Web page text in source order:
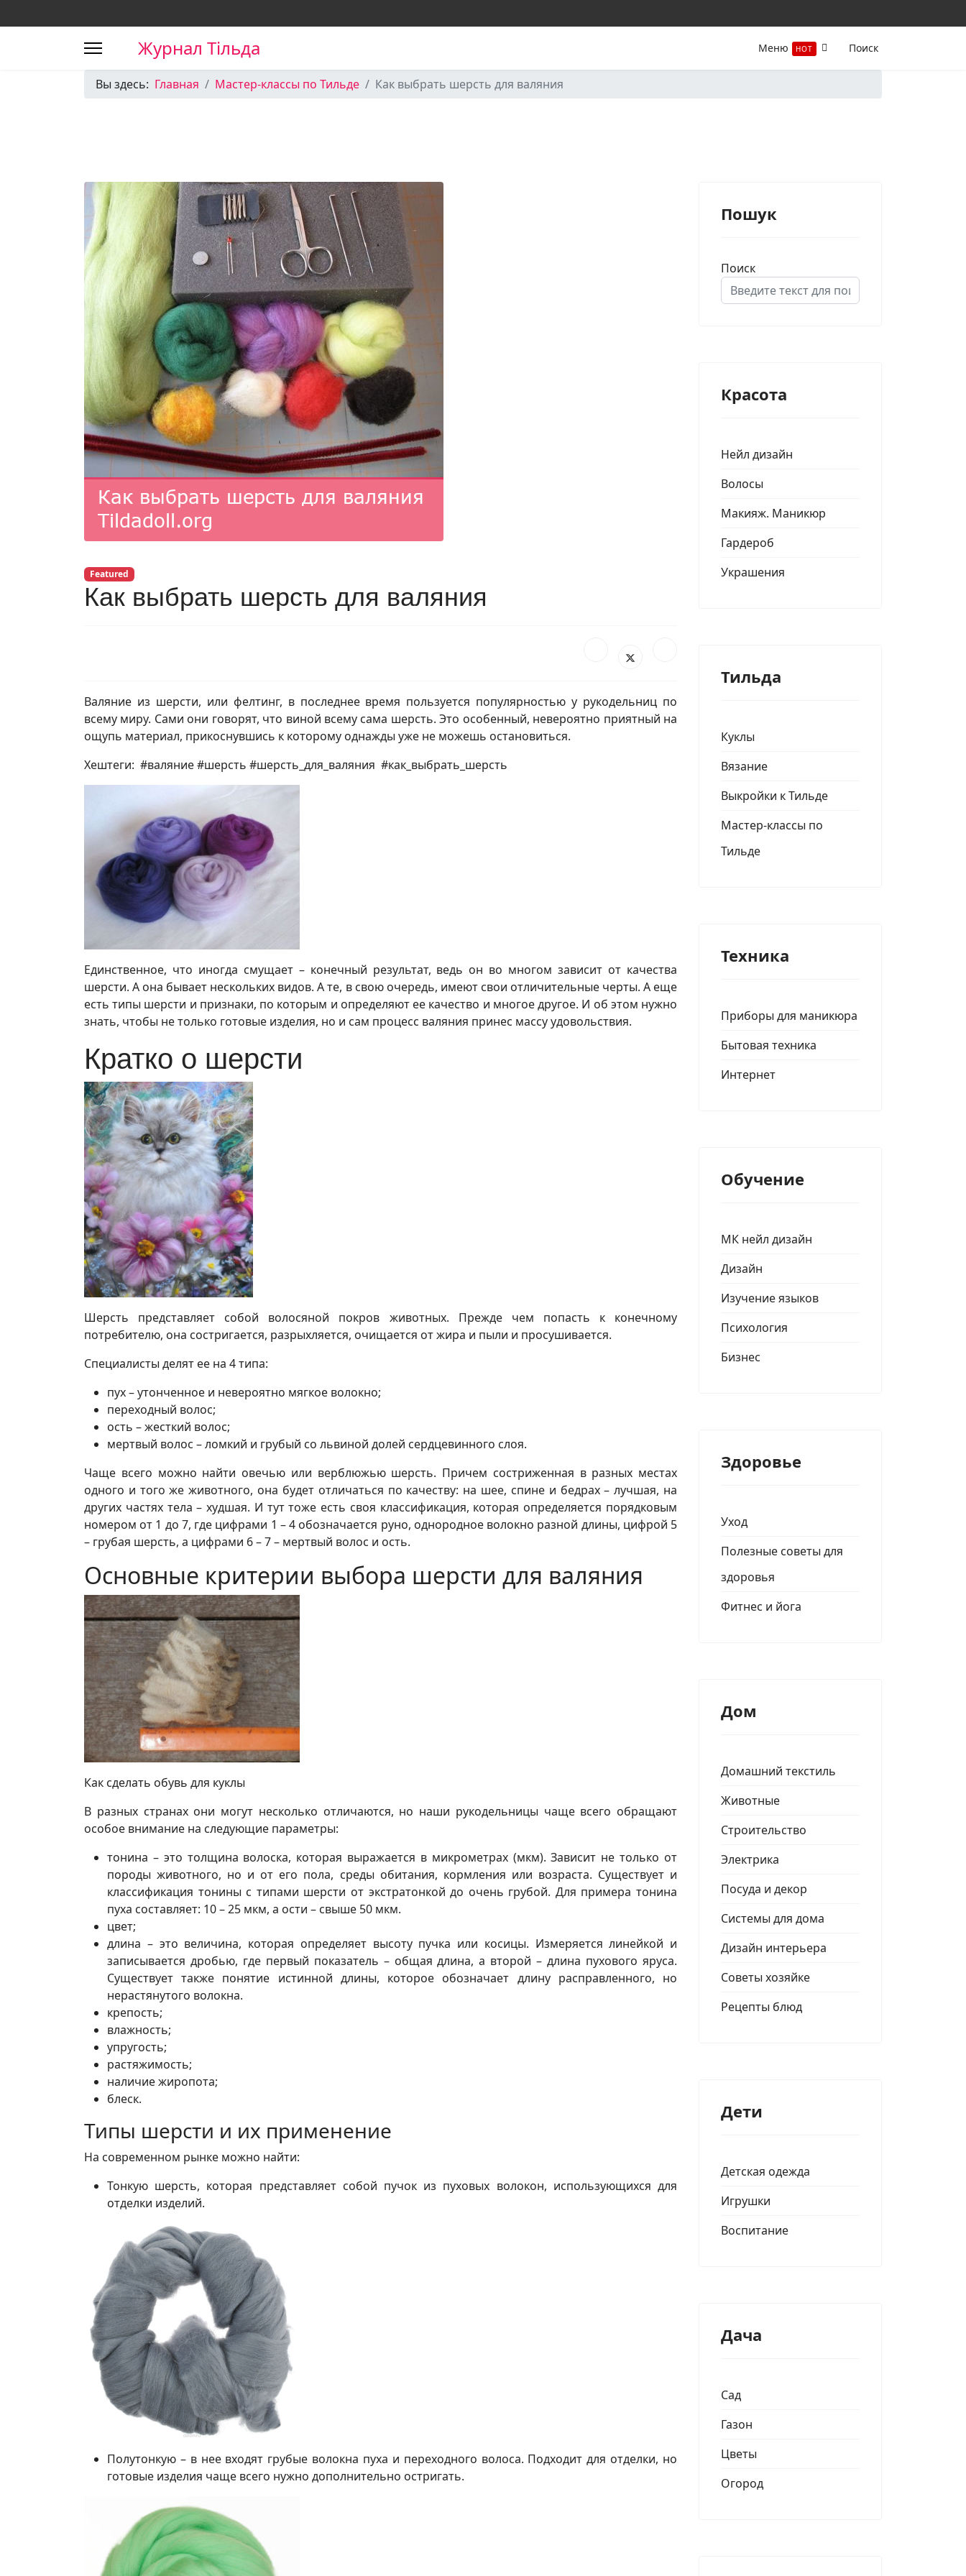
Журнал Тільда Меню HOT Поиск
Вы здесь: Главная Мастер-классы по Тильде Как выбрать шерсть для валяния
Featured
Как выбрать шерсть для валяния
Валяние из шерсти, или фелтинг, в последнее время пользуется популярностью у рукодельниц по
всему миру. Сами они говорят, что виной всему сама шерсть. Это особенный, невероятно приятный на
ощупь материал, прикоснувшись к которому однажды уже не можешь остановиться.
Хештеги: #валяние #шерсть #шерсть_для_валяния #как_выбрать_шерсть
Единственное, что иногда смущает – конечный результат, ведь он во многом зависит от качества
шерсти. А она бывает нескольких видов. А те, в свою очередь, имеют свои отличительные черты. А еще
есть типы шерсти и признаки, по которым и определяют ее качество и многое другое. И об этом нужно
знать, чтобы не только готовые изделия, но и сам процесс валяния принес массу удовольствия.
Кратко о шерсти
Шерсть представляет собой волосяной покров животных. Прежде чем попасть к конечному
потребителю, она состригается, разрыхляется, очищается от жира и пыли и просушивается.
Специалисты делят ее на 4 типа:
пух – утонченное и невероятно мягкое волокно;
переходный волос;
ость – жесткий волос;
мертвый волос – ломкий и грубый со львиной долей сердцевинного слоя.
Чаще всего можно найти овечью или верблюжью шерсть. Причем состриженная в разных местах
одного и того же животного, она будет отличаться по качеству: на шее, спине и бедрах – лучшая, на
других частях тела – худшая. И тут тоже есть своя классификация, которая определяется порядковым
номером от 1 до 7, где цифрами 1 – 4 обозначается руно, однородное волокно разной длины, цифрой 5
– грубая шерсть, а цифрами 6 – 7 – мертвый волос и ость.
Основные критерии выбора шерсти для валяния
Как сделать обувь для куклы
В разных странах они могут несколько отличаются, но наши рукодельницы чаще всего обращают
особое внимание на следующие параметры:
тонина – это толщина волоска, которая выражается в микрометрах (мкм). Зависит не только от
породы животного, но и от его пола, среды обитания, кормления или возраста. Существует и
классификация тонины с типами шерсти от экстратонкой до очень грубой. Для примера тонина
пуха составляет: 10 – 25 мкм, а ости – свыше 50 мкм.
цвет;
длина – это величина, которая определяет высоту пучка или косицы. Измеряется линейкой и
записывается дробью, где первый показатель – общая длина, а второй – длина пухового яруса.
Существует также понятие истинной длины, которое обозначает длину расправленного, но
нерастянутого волокна.
крепость;
влажность;
упругость;
растяжимость;
наличие жиропота;
блеск.
Типы шерсти и их применение
На современном рынке можно найти:
Тонкую шерсть, которая представляет собой пучок из пуховых волокон, использующихся для
отделки изделий.
Полутонкую – в нее входят грубые волокна пуха и переходного волоса. Подходит для отделки, но
готовые изделия чаще всего нужно дополнительно остригать.
Пошук
Поиск
Красота
Нейл дизайн
Волосы
Макияж. Маникюр
Гардероб
Украшения
Тильда
Куклы
Вязание
Выкройки к Тильде
Мастер-классы по
Тильде
Техника
Приборы для маникюра
Бытовая техника
Интернет
Обучение
МК нейл дизайн
Дизайн
Изучение языков
Психология
Бизнес
Здоровье
Уход
Полезные советы для
здоровья
Фитнес и йога
Дом
Домашний текстиль
Животные
Строительство
Электрика
Посуда и декор
Системы для дома
Дизайн интерьера
Советы хозяйке
Рецепты блюд
Дети
Детская одежда
Игрушки
Воспитание
Дача
Сад
Газон
Цветы
Огород